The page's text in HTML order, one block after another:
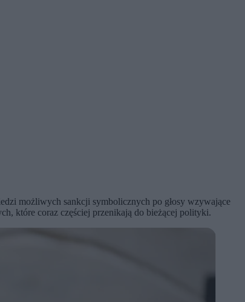
możliwych sankcji symbolicznych po głosy wzywające
które coraz częściej przenikają do bieżącej polityki.